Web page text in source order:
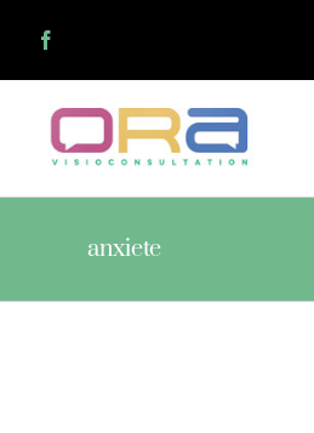
content
anxiete